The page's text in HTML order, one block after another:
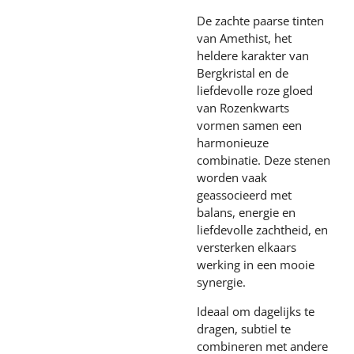
De zachte paarse tinten
van Amethist, het
heldere karakter van
Bergkristal en de
liefdevolle roze gloed
van Rozenkwarts
vormen samen een
harmonieuze
combinatie. Deze stenen
worden vaak
geassocieerd met
balans, energie en
liefdevolle zachtheid, en
versterken elkaars
werking in een mooie
synergie.
Ideaal om dagelijks te
dragen, subtiel te
combineren met andere